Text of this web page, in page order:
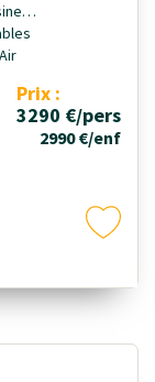
Prix :
3290 €/pers
2990 €/enf